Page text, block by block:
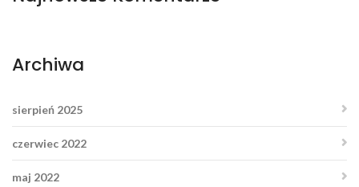
Archiwa
sierpień 2025
czerwiec 2022
maj 2022